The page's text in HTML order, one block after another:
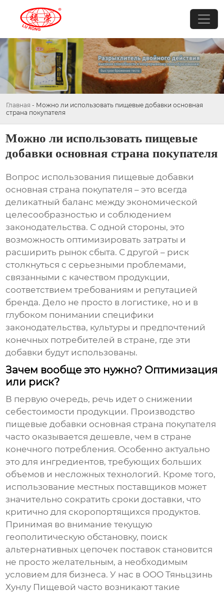
Главная - Можно ли использовать пищевые добавки основная
страна покупателя
Можно ли использовать пищевые
добавки основная страна покупателя
Вопрос использования пищевые добавки
основная страна покупателя – это всегда
деликатный баланс между экономической
целесообразностью и соблюдением
законодательства. С одной стороны, это
возможность оптимизировать затраты и
расширить рынок сбыта. С другой – риск
столкнуться с серьезными проблемами,
связанными с качеством продукции,
соответствием требованиям и репутацией
бренда. Дело не просто в логистике, но и в
глубоком понимании специфики
законодательства, культуры и предпочтений
конечных потребителей в стране, где эти
добавки будут использованы.
Зачем вообще это нужно? Оптимизация
или риск?
В первую очередь, речь идет о снижении
себестоимости продукции. Производство
пищевые добавки основная страна покупателя
часто оказывается дешевле, чем в стране
конечного потребления. Особенно актуально
это для ингредиентов, требующих больших
объемов и несложных технологий. Кроме того,
использование местных поставщиков может
значительно сократить сроки доставки, что
критично для скоропортящихся продуктов.
Принимая во внимание текущую
геополитическую обстановку, поиск
альтернативных цепочек поставок становится
не просто желательным, а необходимым
условием для бизнеса. У нас в ООО Тяньцзинь
Хунлу Пищевой часто возникают такие